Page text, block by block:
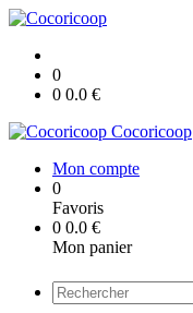
0
0 0.0 €
Cocoricoop
Mon compte
0
Favoris
0 0.0 €
Mon panier